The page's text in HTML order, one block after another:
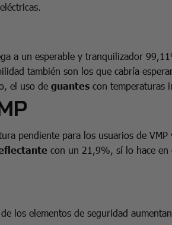
a un esperable y tranquilizador
también son los que cabría
el uso de guantes con temperaturas
pendiente para los usuarios de
con un 21,9%, sí lo hace en
los elementos de seguridad